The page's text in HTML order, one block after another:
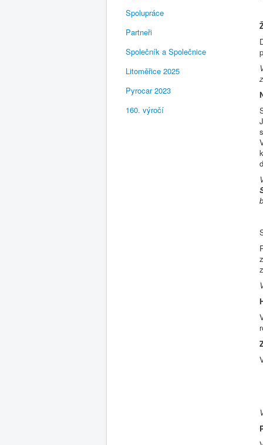
Spolupráce
Partneři
Společník a Společnice
Litoměřice 2025
Pyrocar 2023
160. výročí